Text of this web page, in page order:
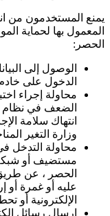
يمنع المستخدمون من
المعمول بها لحماية
الحصر:
الوصول إلى
الدخول على
محاولة إجراء
الضعف في نظام
انتهاك سلامة
وزارة التغير
محاولة التدخل
مستضيف أو
الحصر ، عن
عليه أو غمرة أو
الإلكترونية أو
إرسال رسائل